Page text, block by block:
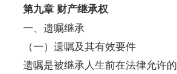
第九章 财产继承权
一、遗嘱继承
（一）遗嘱及其有效要件
遗嘱是被继承人生前在法律允许